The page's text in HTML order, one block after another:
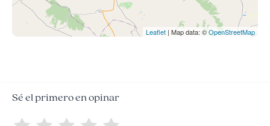
Leaflet | Map data: ©OpenStreetMap
Sé el primero en opinar